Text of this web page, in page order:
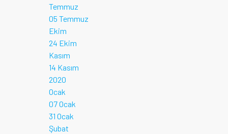
Temmuz
05 Temmuz
Ekim
24 Ekim
Kasım
14 Kasım
2020
Ocak
07 Ocak
31 Ocak
Şubat